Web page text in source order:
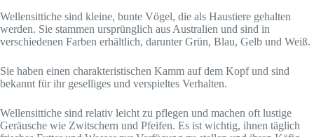
Wellensittiche sind kleine, bunte Vögel, die als Haustiere gehalten
werden. Sie stammen ursprünglich aus Australien und sind in
verschiedenen Farben erhältlich, darunter Grün, Blau, Gelb und Weiß.
Sie haben einen charakteristischen Kamm auf dem Kopf und sind
bekannt für ihr geselliges und verspieltes Verhalten.
Wellensittiche sind relativ leicht zu pflegen und machen oft lustige
Geräusche wie Zwitschern und Pfeifen. Es ist wichtig, ihnen täglich